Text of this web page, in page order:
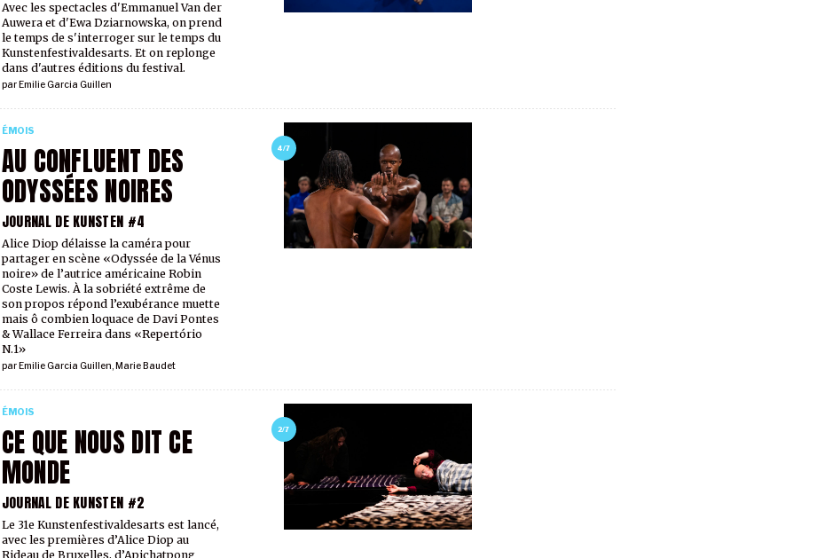
par Emilie Garcia Guillen
Avec les spectacles d'Emmanuel Van der
Auwera et d'Ewa Dziarnowska, on prend
le temps de s'interroger sur le temps du
Kunstenfestivaldesarts. Et on replonge
dans d'autres éditions du festival.
4/7
AU CONFLUENT DES
ODYSSÉES NOIRES
JOURNAL DE KUNSTEN #4
ÉMOIS
par Emilie Garcia Guillen, Marie Baudet
Alice Diop délaisse la caméra pour
partager en scène «Odyssée de la Vénus
noire» de l’autrice américaine Robin
Coste Lewis. À la sobriété extrême de
son propos répond l’exubérance muette
mais ô combien loquace de Davi Pontes
& Wallace Ferreira dans «Repertório
N.1»
2/7
CE QUE NOUS DIT CE
MONDE
JOURNAL DE KUNSTEN #2
ÉMOIS
Le 31e Kunstenfestivaldesarts est lancé,
avec les premières d’Alice Diop au
Rideau de Bruxelles, d’Apichatpong